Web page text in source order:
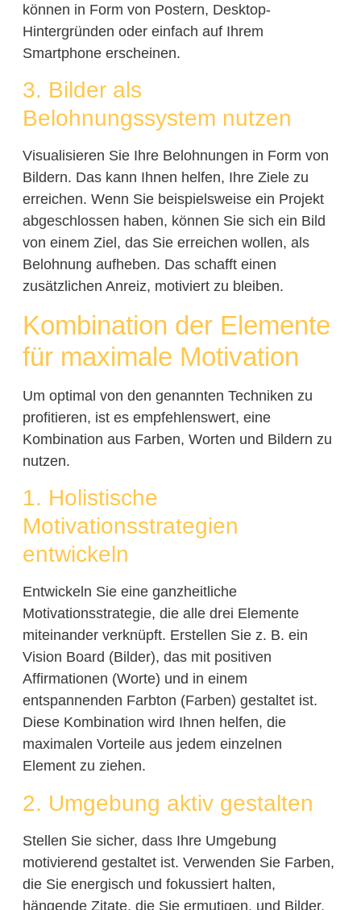
können in Form von Postern, Desktop-
Hintergründen oder einfach auf Ihrem
Smartphone erscheinen.
3. Bilder als
Belohnungssystem nutzen
Visualisieren Sie Ihre Belohnungen in Form von
Bildern. Das kann Ihnen helfen, Ihre Ziele zu
erreichen. Wenn Sie beispielsweise ein Projekt
abgeschlossen haben, können Sie sich ein Bild
von einem Ziel, das Sie erreichen wollen, als
Belohnung aufheben. Das schafft einen
zusätzlichen Anreiz, motiviert zu bleiben.
Kombination der Elemente
für maximale Motivation
Um optimal von den genannten Techniken zu
profitieren, ist es empfehlenswert, eine
Kombination aus Farben, Worten und Bildern zu
nutzen.
1. Holistische
Motivationsstrategien
entwickeln
Entwickeln Sie eine ganzheitliche
Motivationsstrategie, die alle drei Elemente
miteinander verknüpft. Erstellen Sie z. B. ein
Vision Board (Bilder), das mit positiven
Affirmationen (Worte) und in einem
entspannenden Farbton (Farben) gestaltet ist.
Diese Kombination wird Ihnen helfen, die
maximalen Vorteile aus jedem einzelnen
Element zu ziehen.
2. Umgebung aktiv gestalten
Stellen Sie sicher, dass Ihre Umgebung
motivierend gestaltet ist. Verwenden Sie Farben,
die Sie energisch und fokussiert halten,
hängende Zitate, die Sie ermutigen, und Bilder,